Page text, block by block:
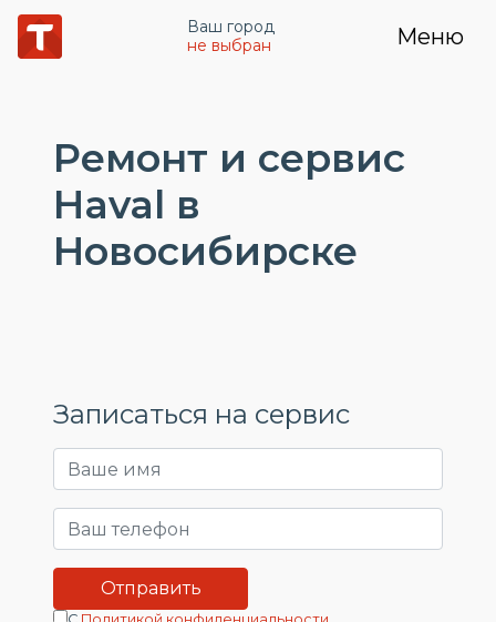
Ваш город
не выбран
Меню
Ремонт и сервис
Haval в
Новосибирске
Записаться на сервис